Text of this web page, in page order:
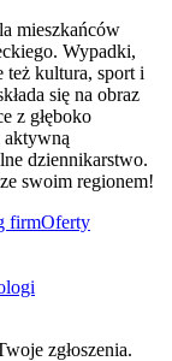
mieszkańców
Wypadki,
też kultura, sport i
się na obraz
z głęboko
aktywną
dziennikarstwo.
swoim regionem!
firmOferty
zgłoszenia.